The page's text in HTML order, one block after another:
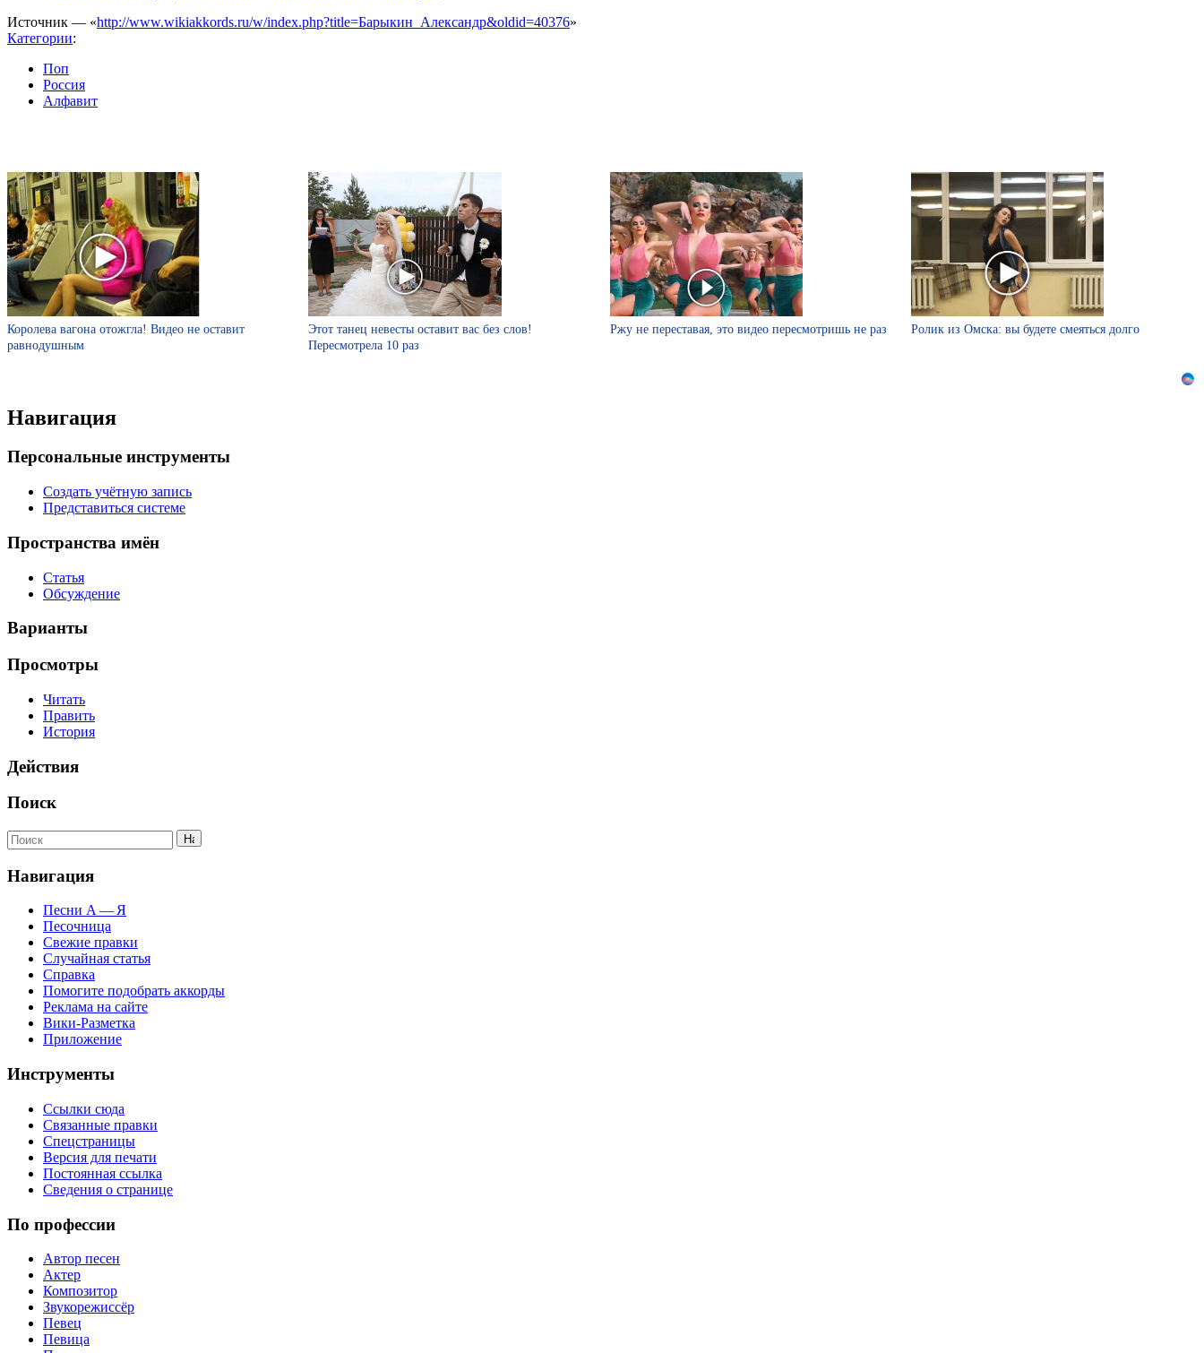
Источник — «http://www.wikiakkords.ru/w/index.php?title=Барыкин_Александр&oldid=40376»
Категории:
Поп
Россия
Алфавит
Королева вагона отожгла! Видео не оставит
равнодушным
Этот танец невесты оставит вас без слов!
Пересмотрела 10 раз
Ржу не переставая, это видео пересмотришь не раз Ролик из Омска: вы будете смеяться долго
Навигация
Персональные инструменты
Создать учётную запись
Представиться системе
Пространства имён
Статья
Обсуждение
Варианты
Просмотры
Читать
Править
История
Действия
Поиск
Навигация
Песни А — Я
Песочница
Свежие правки
Случайная статья
Справка
Помогите подобрать аккорды
Реклама на сайте
Вики-Разметка
Приложение
Инструменты
Ссылки сюда
Связанные правки
Спецстраницы
Версия для печати
Постоянная ссылка
Сведения о странице
По профессии
Автор песен
Актер
Композитор
Звукорежиссёр
Певец
Певица